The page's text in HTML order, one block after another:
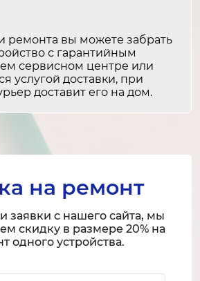
дверцы
дверцы
ремонта вы можете забрать
с гарантийным
сервисном центре или
услугой доставки, при
доставит его на дом.
на ремонт
заявки с нашего сайта, мы
скидку в размере 20% на
одного устройства.